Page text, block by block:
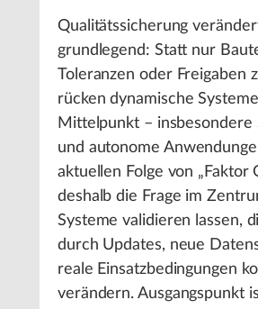
Qualitätssicherung
grundlegend: Statt nur
Toleranzen oder Freigaben
rücken dynamische
Mittelpunkt – insbesondere
und autonome
aktuellen Folge von „Faktor
deshalb die Frage im
Systeme validieren lassen,
durch Updates, neue
reale Einsatzbedingungen
verändern. Ausgangspunkt